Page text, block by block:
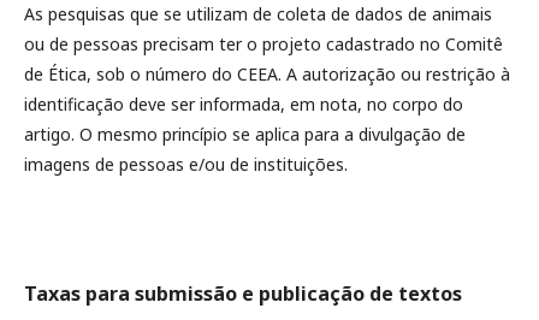
As pesquisas que se utilizam de coleta de dados de animais
ou de pessoas precisam ter o projeto cadastrado no Comitê
de Ética, sob o número do CEEA. A autorização ou restrição à
identificação deve ser informada, em nota, no corpo do
artigo. O mesmo princípio se aplica para a divulgação de
imagens de pessoas e/ou de instituições.
Taxas para submissão e publicação de textos